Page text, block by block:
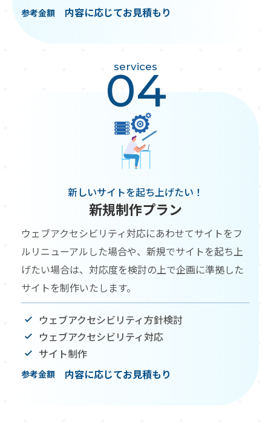
参考金額 内容に応じてお見積もり
services
04
新しいサイトを起ち上げたい！
新規制作プラン
ウェブアクセシビリティ対応にあわせてサイトをフ
ルリニューアルした場合や、新規でサイトを起ち上
げたい場合は、対応度を検討の上で企画に準拠した
サイトを制作いたします。
ウェブアクセシビリティ方針検討
ウェブアクセシビリティ対応
サイト制作
参考金額 内容に応じてお見積もり